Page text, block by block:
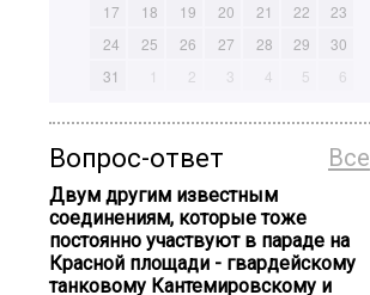
17
18 19 20 21 22
23
24
25 26 27 28 29
30
31
1 2 3 4 5 6
Все
Вопрос-ответ
Двум другим известным
соединениям, которые тоже
постоянно участвуют в параде на
Красной площади - гвардейскому
танковому Кантемировскому и